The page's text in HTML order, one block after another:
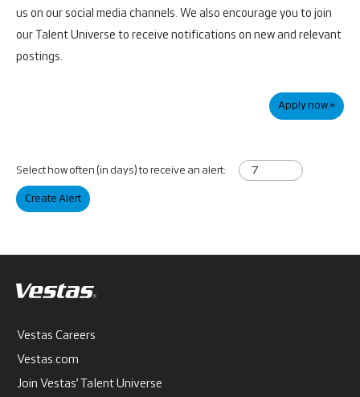
us on our social media channels. We also encourage you to join
our Talent Universe to receive notifications on new and relevant
postings.
Apply now »
Select how often (in days) to receive an alert:
Create Alert
Vestas Careers
Vestas.com
Join Vestas’ Talent Universe